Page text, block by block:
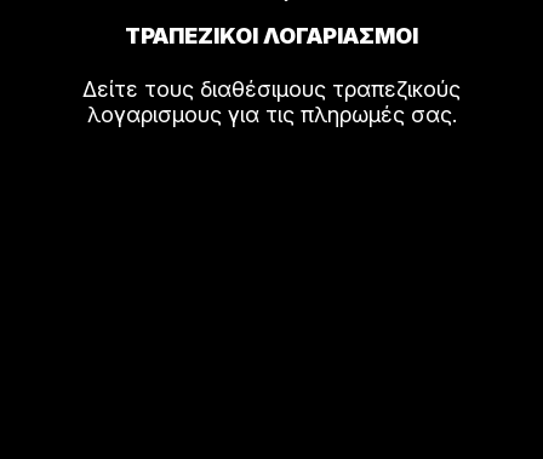
ΤΡΑΠΕΖΙΚΟΙ ΛΟΓΑΡΙΑΣΜΟΙ
Δείτε τους διαθέσιμους τραπεζικούς
λογαρισμους για τις πληρωμές σας.